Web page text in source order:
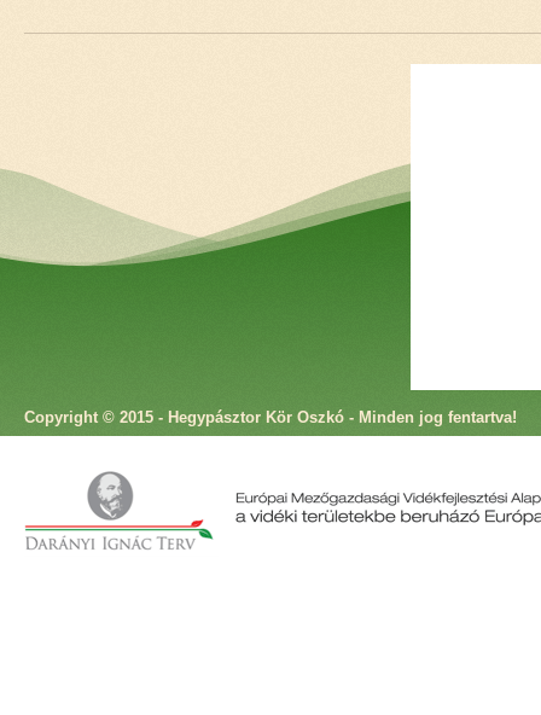
Copyright © 2015 - Hegypásztor Kör Oszkó - Minden jog fentartva!